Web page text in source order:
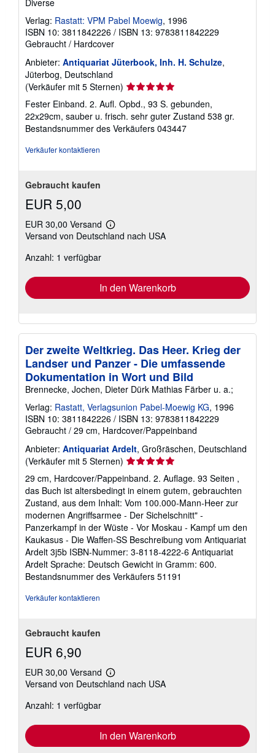
Diverse
Verlag: Rastatt: VPM Pabel Moewig, 1996
ISBN 10: 3811842226 / ISBN 13: 9783811842229
Gebraucht / Hardcover
Anbieter: Antiquariat Jüterbook, Inh. H. Schulze,
Jüterbog, Deutschland
(Verkäufer mit 5 Sternen) Verkäuferbewertung
von
5
Sternen
Fester Einband. 2. Aufl. Opbd., 93 S. gebunden,
22x29cm, sauber u. frisch. sehr guter Zustand 538 gr.
Bestandsnummer des Verkäufers 043447
Verkäufer kontaktieren
Gebraucht kaufen
EUR 5,00
EUR 30,00 Versand
Weitere
Informationen
Versand von Deutschland nach USA
Anzahl: 1 verfügbar
In den Warenkorb
Der zweite Weltkrieg. Das Heer. Krieg der
Landser und Panzer - Die umfassende
Dokumentation in Wort und Bild
Brennecke, Jochen, Dieter Dürk Mathias Färber u. a.;
Verlag: Rastatt, Verlagsunion Pabel-Moewig KG, 1996
ISBN 10: 3811842226 / ISBN 13: 9783811842229
Gebraucht / 29 cm, Hardcover/Pappeinband
Anbieter: Antiquariat Ardelt, Großräschen, Deutschland
(Verkäufer mit 5 Sternen) Verkäuferbewertung
5
von
5
Sternen
29 cm, Hardcover/Pappeinband. 2. Auflage. 93 Seiten ,
das Buch ist altersbedingt in einem gutem, gebrauchten
Zustand, aus dem Inhalt: Vom 100.000-Mann-Heer zur
modernen Angriffsarmee - Der Sichelschnitt" -
Panzerkampf in der Wüste - Vor Moskau - Kampf um den
Kaukasus - Die Waffen-SS Beschreibung vom Antiquariat
Ardelt 3j5b ISBN-Nummer: 3-8118-4222-6 Antiquariat
Ardelt Sprache: Deutsch Gewicht in Gramm: 600.
Bestandsnummer des Verkäufers 51191
Verkäufer kontaktieren
Gebraucht kaufen
EUR 6,90
EUR 30,00 Versand
Weitere
Informationen
Versand von Deutschland nach USA
Anzahl: 1 verfügbar
In den Warenkorb